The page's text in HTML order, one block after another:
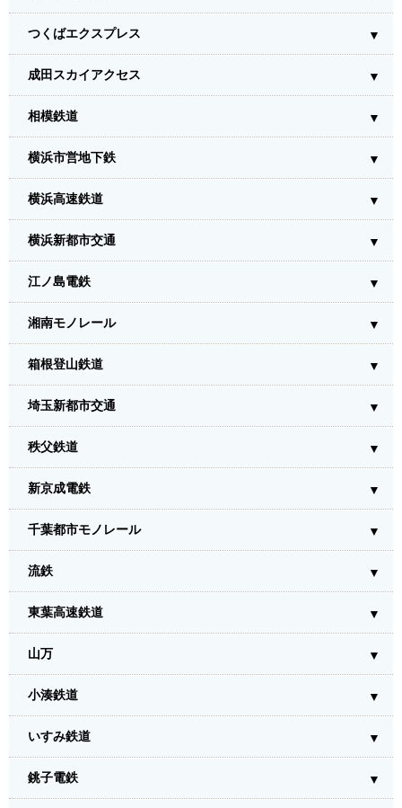
つくばエクスプレス
成田スカイアクセス
相模鉄道
横浜市営地下鉄
横浜高速鉄道
横浜新都市交通
江ノ島電鉄
湘南モノレール
箱根登山鉄道
埼玉新都市交通
秩父鉄道
新京成電鉄
千葉都市モノレール
流鉄
東葉高速鉄道
山万
小湊鉄道
いすみ鉄道
銚子電鉄